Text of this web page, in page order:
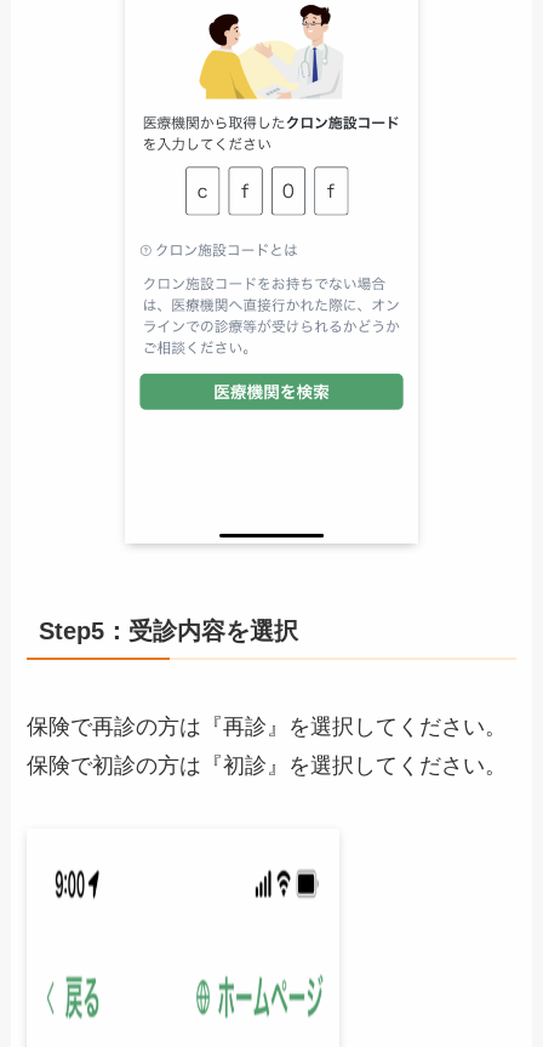
Step5：受診内容を選択
保険で再診の方は『再診』を選択してください。
保険で初診の方は『初診』を選択してください。